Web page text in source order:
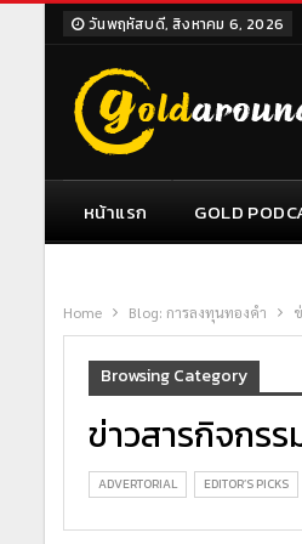
วันพฤหัสบดี, สิงหาคม 6, 2026
หน้าแรก GOLD
Home Blog: การลงทุนทองคำ
Browsing Category
ข่าวสารกิจกร
ADVERTORIAL EDITOR’S PICKS